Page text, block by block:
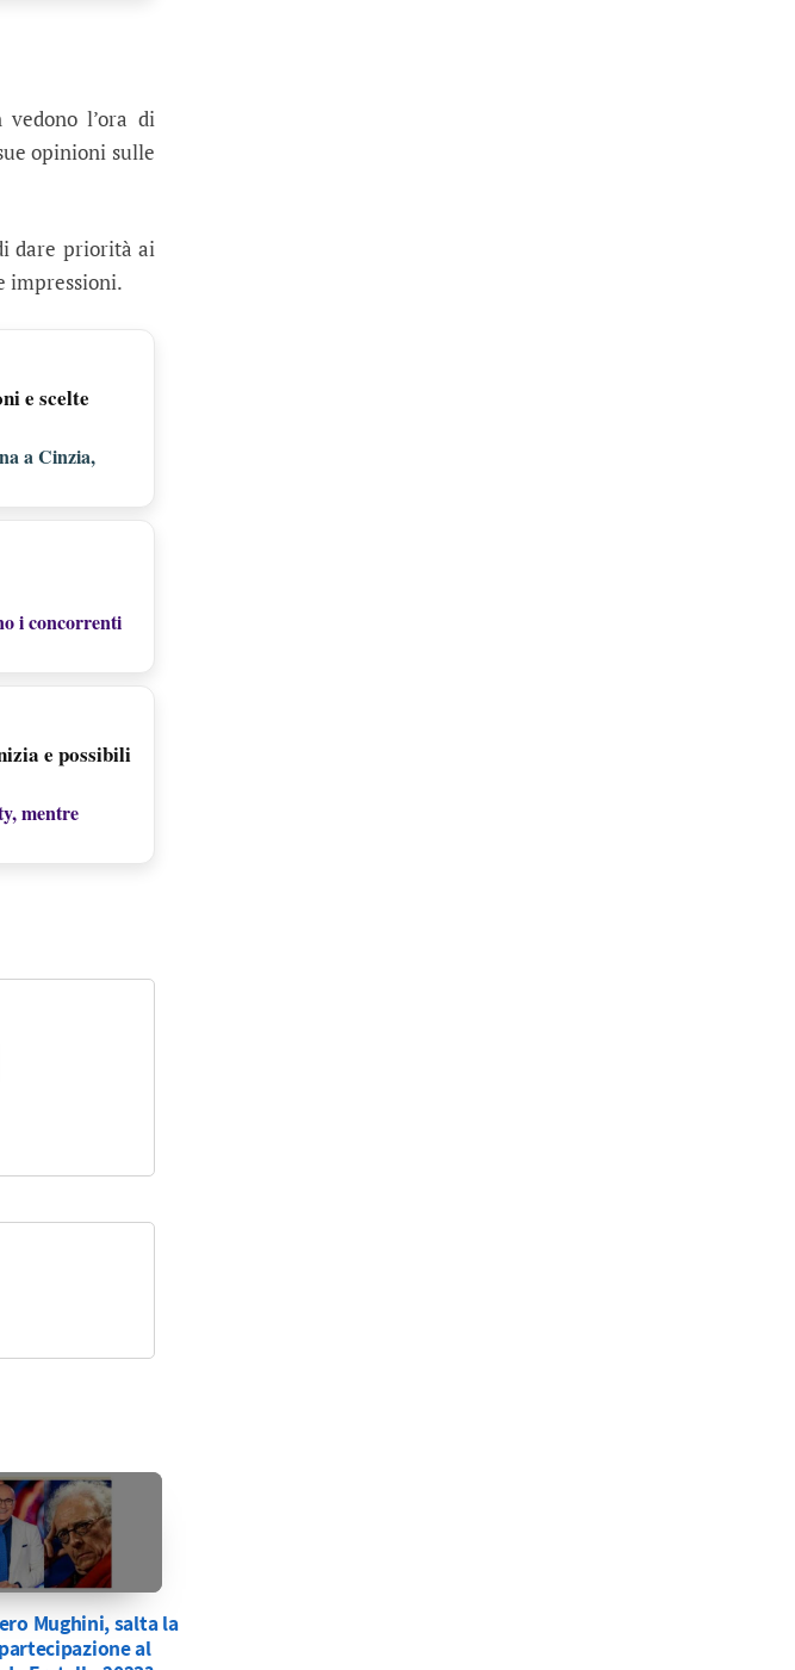
l’ora di
opinioni sulle
dare priorità ai
impressioni.
e scelte
a Cinzia,
i concorrenti
e possibili
mentre
Mughini, salta la
al